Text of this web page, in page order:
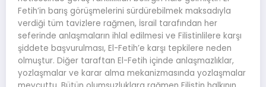
Fetih’in barış görüşmelerini sürdürebilmek maksadıyla
verdiği tüm tavizlere rağmen, İsrail tarafından her
seferinde anlaşmaların ihlal edilmesi ve Filistinlilere karşı
şiddete başvurulması, El-Fetih’e karşı tepkilere neden
olmuştur. Diğer taraftan El-Fetih içinde anlaşmazlıklar,
yozlaşmalar ve karar alma mekanizmasında yozlaşmalar